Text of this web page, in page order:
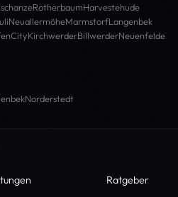
RotherbaumHarvestehude
NeuallermöheMarmstorfLangenbek
KirchwerderBillwerderNeuenfelde
Norderstedt
Ratgeber